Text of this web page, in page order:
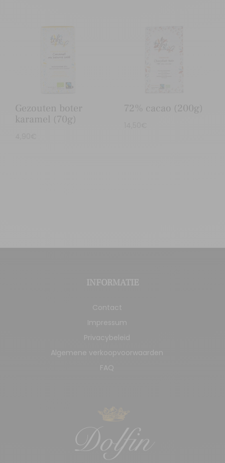
Gezouten boter
karamel (70g)
72% cacao (200g)
INFORMATIE
Contact
Impressum
Privacybeleid
Algemene verkoopvoorwaarden
FAQ